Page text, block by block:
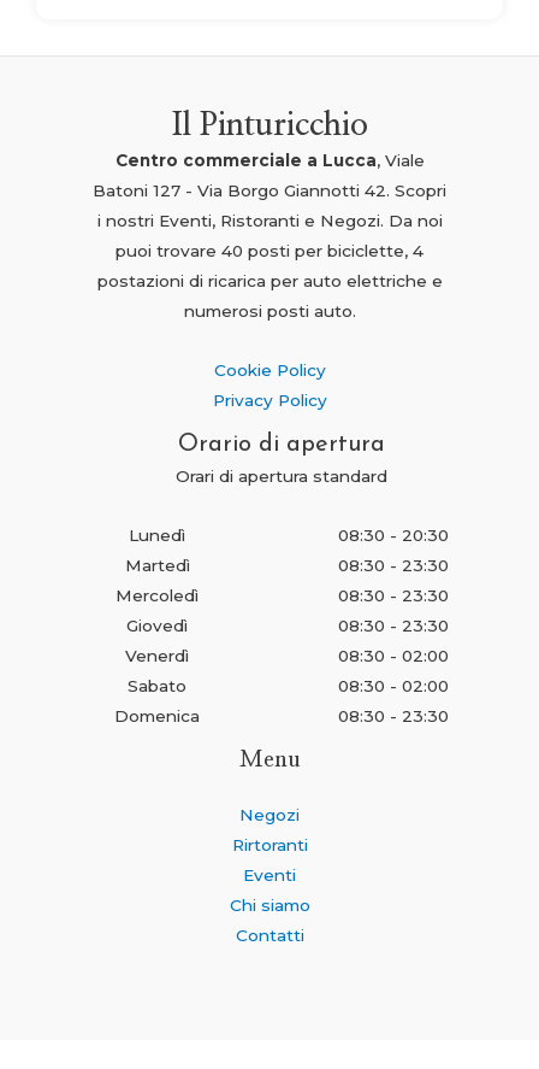
Il Pinturicchio
Centro commerciale a Lucca, Viale
Batoni 127 - Via Borgo Giannotti 42. Scopri
i nostri Eventi, Ristoranti e Negozi. Da noi
puoi trovare 40 posti per biciclette, 4
postazioni di ricarica per auto elettriche e
numerosi posti auto.
Cookie Policy
Privacy Policy
Orario di apertura
Orari di apertura standard
Lunedì
Martedì
Mercoledì
Giovedì
Venerdì
Sabato
Domenica
08:30 - 20:30
08:30 - 23:30
08:30 - 23:30
08:30 - 23:30
08:30 - 02:00
08:30 - 02:00
08:30 - 23:30
Menu
Negozi
Rirtoranti
Eventi
Chi siamo
Contatti